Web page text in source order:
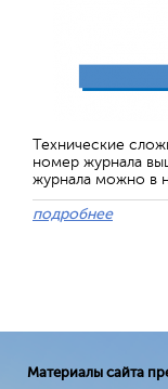
Технические
номер журнала
журнала можно в
подробнее
Материалы сайта